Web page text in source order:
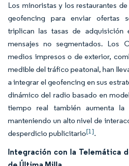
Los minoristas y los restaurantes
geofencing para enviar ofertas
triplican las tasas de adquisición
mensajes no segmentados. Los
medios impresos o de exterior,
medible del tráfico peatonal, han
a integrar el geofencing en sus
dinámico del radio basado en
tiempo real también aumenta la
manteniendo un alto nivel de
desperdicio publicitario[1].
Integración con la Telemática